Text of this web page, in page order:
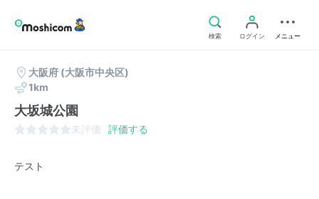
検索 ログイン メニュー
大阪府 (大阪市中央区)
1km
大坂城公園
未評価 評価する
テスト